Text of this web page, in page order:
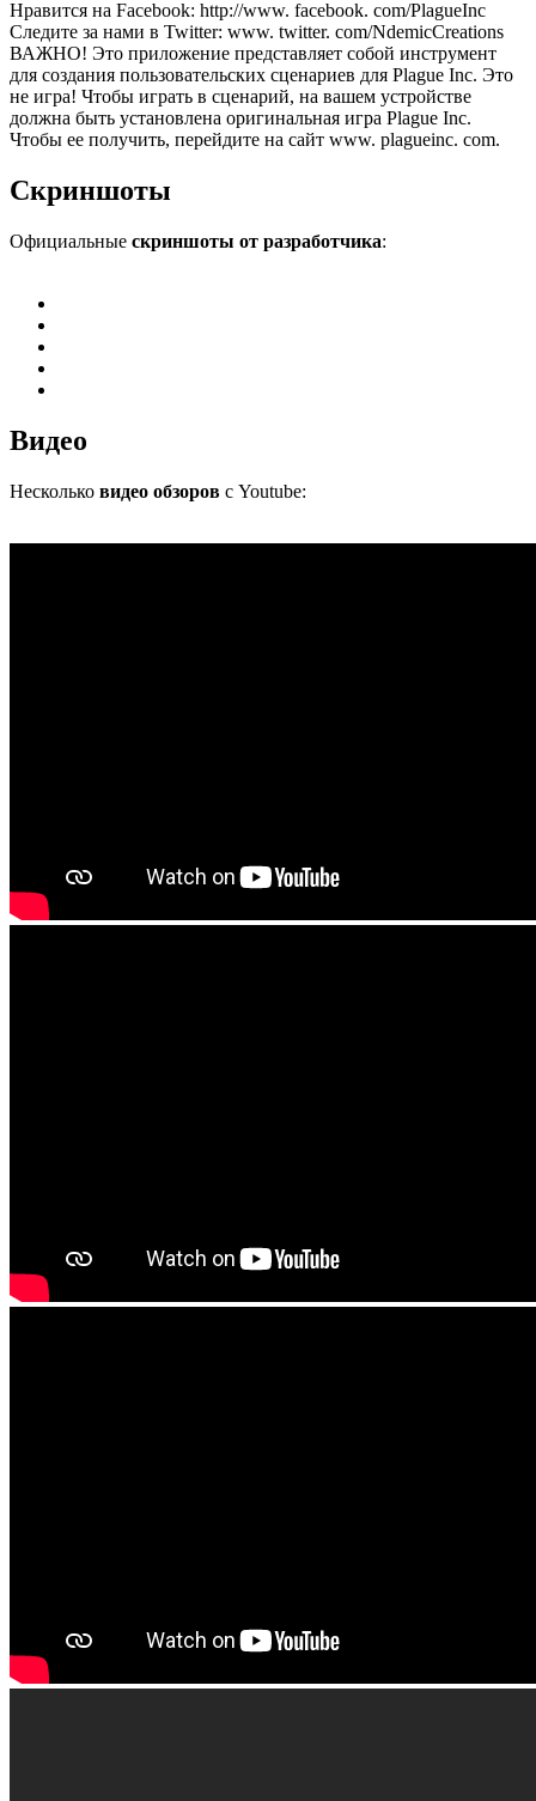
Нравится на Facebook: http://www. facebook. com/PlagueInc
Следите за нами в Twitter: www. twitter. com/NdemicCreations
ВАЖНО! Это приложение представляет собой инструмент
для создания пользовательских сценариев для Plague Inc. Это
не игра! Чтобы играть в сценарий, на вашем устройстве
должна быть установлена оригинальная игра Plague Inc.
Чтобы ее получить, перейдите на сайт www. plagueinc. com.
Скриншоты
Официальные скриншоты от разработчика:
Видео
Несколько видео обзоров с Youtube: